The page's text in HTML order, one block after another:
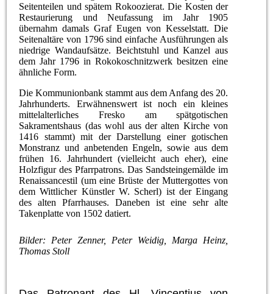
Seitenteilen und spätem Rokoozierat. Die Kosten der
Restaurierung und Neufassung im Jahr 1905
übernahm damals Graf Eugen von Kesselstatt. Die
Seitenaltäre von 1796 sind einfache Ausführungen als
niedrige Wandaufsätze. Beichtstuhl und Kanzel aus
dem Jahr 1796 in Rokokoschnitzwerk besitzen eine
ähnliche Form.
Die Kommunionbank stammt aus dem Anfang des 20.
Jahrhunderts. Erwähnenswert ist noch ein kleines
mittelalterliches Fresko am spätgotischen
Sakramentshaus (das wohl aus der alten Kirche von
1416 stammt) mit der Darstellung einer gotischen
Monstranz und anbetenden Engeln, sowie aus dem
frühen 16. Jahrhundert (vielleicht auch eher), eine
Holzfigur des Pfarrpatrons. Das Sandsteingemälde im
Renaissancestil (um eine Brüste der Muttergottes von
dem Wittlicher Künstler W. Scherl) ist der Eingang
des alten Pfarrhauses. Daneben ist eine sehr alte
Takenplatte von 1502 datiert.
Bilder: Peter Zenner, Peter Weidig, Marga Heinz,
Thomas Stoll